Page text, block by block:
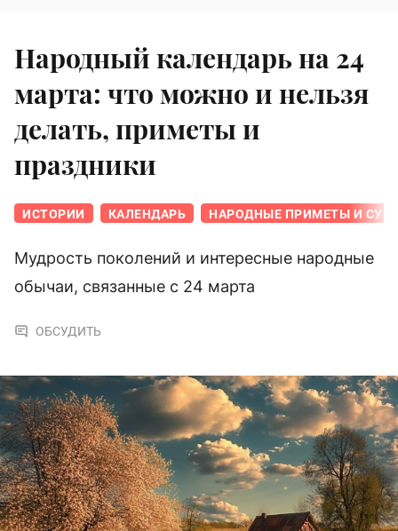
Народный календарь на 24
марта: что можно и нельзя
делать, приметы и
праздники
ИСТОРИИ КАЛЕНДАРЬ НАРОДНЫЕ ПРИМЕТЫ И
Мудрость поколений и интересные народные
обычаи, связанные с 24 марта
ОБСУДИТЬ